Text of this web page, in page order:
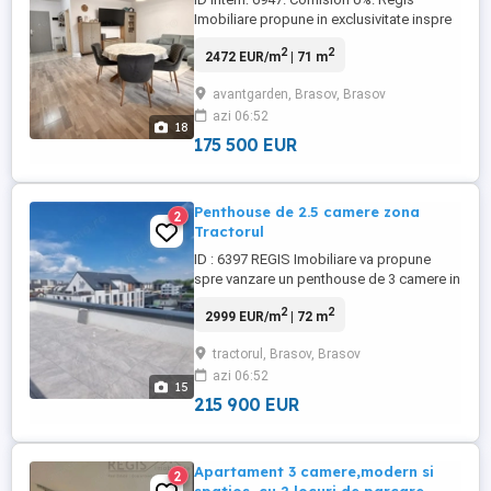
18
Imobiliare propune in exclusivitate inspre
in complexul rezidential Avangarden
Cartier foarte bine dezvoltat, oferind tot
confortul necesar unei familii moderne. -
Facilitati multiple la ...
2472 EUR/m2| 71 m2
avantgarden, Brasov, Brasov
azi 06:52
175 500 EUR
15
2
Penthouse de 2.5 camere zona
Tractorul
ID : 6397 REGIS Imobiliare va propune
spre vanzare un penthouse de 3 camere in
la etajul 3 3 intr-o zona de blocuri cu un
terasa generoasa de 60 mp cu privelisti
impresionante spre munti . Proprietatea
decomandata ...
2999 EUR/m2| 72 m2
tractorul, Brasov, Brasov
azi 06:52
215 900 EUR
2
Apartament 3 camere,modern si